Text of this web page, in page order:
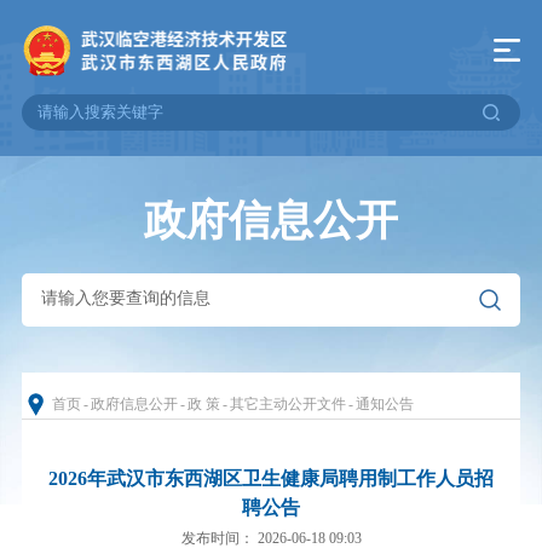
政府信息公开
首页-政府信息公开-政 策 -其它主动公开文件-通知公告
2026年武汉市东西湖区卫生健康局聘用制工作人员招
聘公告
发布时间： 2026-06-18 09:03